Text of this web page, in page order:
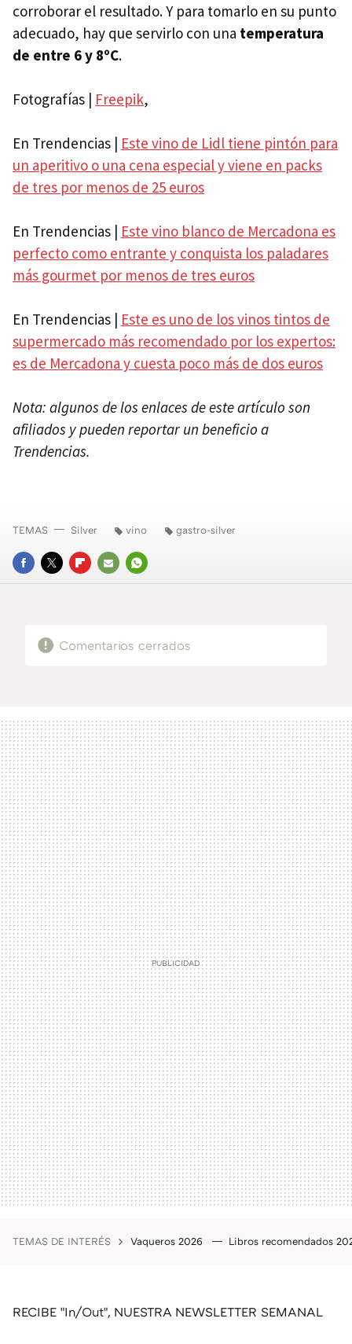
corroborar el resultado. Y para tomarlo en su punto
adecuado, hay que servirlo con una temperatura
de entre 6 y 8ºC.
Fotografías | Freepik,
En Trendencias | Este vino de Lidl tiene pintón para
un aperitivo o una cena especial y viene en packs
de tres por menos de 25 euros
En Trendencias | Este vino blanco de Mercadona es
perfecto como entrante y conquista los paladares
más gourmet por menos de tres euros
En Trendencias | Este es uno de los vinos tintos de
supermercado más recomendado por los expertos:
es de Mercadona y cuesta poco más de dos euros
Nota: algunos de los enlaces de este artículo son
afiliados y pueden reportar un beneficio a
Trendencias.
FACEBOOK
TWITTERFLIPBOARD
E-
WHATSAPP
TEMAS Silver vino gastro-silver
Comentarios cerrados
TEMAS DE INTERÉS Vaqueros 2026 Libros recomendados
RECIBE "In/Out", NUESTRA NEWSLETTER SEMANAL